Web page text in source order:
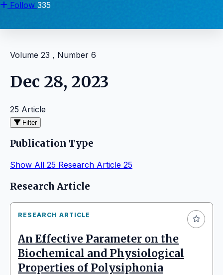
Follow 335
Volume 23 , Number 6
Dec 28, 2023
25 Article
Filter
Publication Type
Show All 25 Research Article 25
Articles
Research Article
RESEARCH ARTICLE
An Effective Parameter on the
Biochemical and Physiological
Properties of Polysiphonia